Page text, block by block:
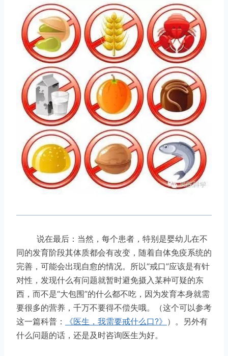
说在最后：当然，每个患者，特别是婴幼儿在不
同的发育阶段其体质都会有改变，随着自体免疫系统的
完善，可能会出现自愈的情况。所以“戒口”应该是有针
对性，发现什么有问题就暂时避免摄入某种可疑的东
西，而不是“大包围”的什么都不吃，因为发育本身就需
要很多的营养，千万不要得不偿失哦。（这个可以参考
这一篇科普：
《医生，我需要戒什么口?》 ）。另外有
什么问题的话，还是及时咨询医生为好。